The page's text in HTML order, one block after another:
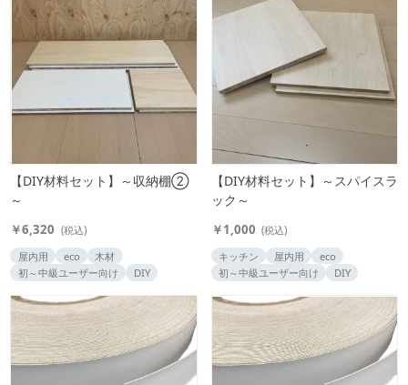
【DIY材料セット】～収納棚②
～
￥6,320 (税込)
屋内用
eco
木材
初～中級ユーザー向け
DIY
【DIY材料セット】～スパイスラ
ック～
￥1,000 (税込)
キッチン
屋内用
eco
初～中級ユーザー向け
DIY